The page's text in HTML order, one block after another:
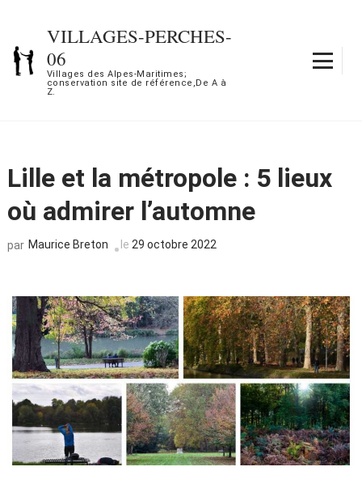
contenu
(Pressez
VILLAGES-PERCHES-
06
Villages des Alpes-Maritimes;
conservation site de référence,De A à
Z.
Lille et la métropole : 5 lieux
où admirer l’automne
par Maurice Breton le 29 octobre 2022